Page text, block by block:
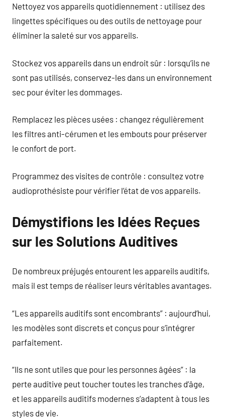
Nettoyez vos appareils quotidiennement : utilisez des
lingettes spécifiques ou des outils de nettoyage pour
éliminer la saleté sur vos appareils.
Stockez vos appareils dans un endroit sûr : lorsqu’ils ne
sont pas utilisés, conservez-les dans un environnement
sec pour éviter les dommages.
Remplacez les pièces usées : changez régulièrement
les filtres anti-cérumen et les embouts pour préserver
le confort de port.
Programmez des visites de contrôle : consultez votre
audioprothésiste pour vérifier l’état de vos appareils.
Démystifions les Idées Reçues
sur les Solutions Auditives
De nombreux préjugés entourent les appareils auditifs,
mais il est temps de réaliser leurs véritables avantages.
“Les appareils auditifs sont encombrants” : aujourd’hui,
les modèles sont discrets et conçus pour s’intégrer
parfaitement.
“Ils ne sont utiles que pour les personnes âgées” : la
perte auditive peut toucher toutes les tranches d’âge,
et les appareils auditifs modernes s’adaptent à tous les
styles de vie.